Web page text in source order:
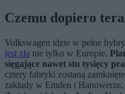
Czemu dopiero
Volkswagen idzie w pełne
jest zła nie tylko w Europie.
sięgające nawet stu tysięcy
cztery fabryki zostaną
zakłady w Emden i